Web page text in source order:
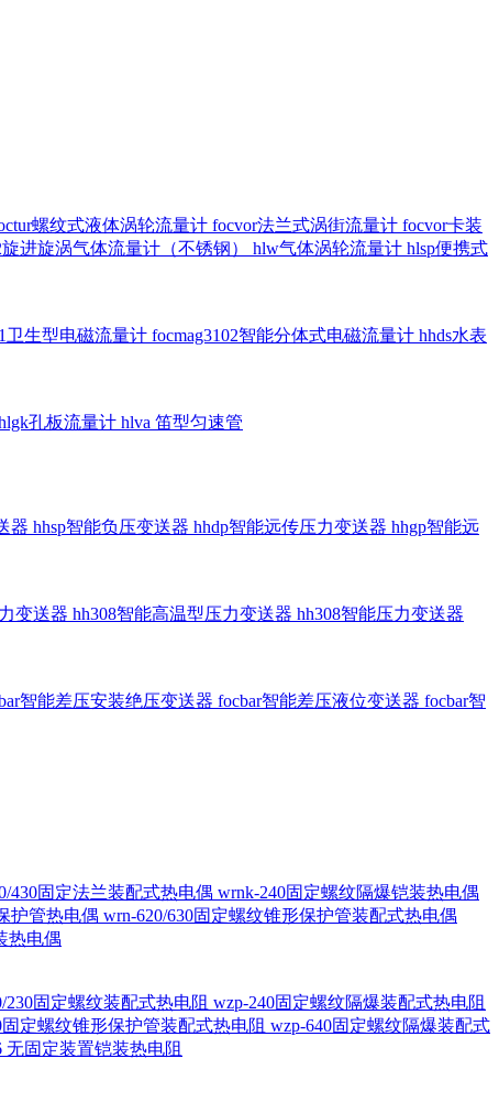
螺纹式液体涡轮流量计 focvor法兰式涡街流量计 focvor卡装
旋进旋涡气体流量计（不锈钢） hlw气体涡轮流量计 hlsp便携式
卫生型电磁流量计 focmag3102智能分体式电磁流量计 hhds水表
孔板流量计 hlva 笛型匀速管
器 hhsp智能负压变送器 hhdp智能远传压力变送器 hhgp智能远
变送器 hh308智能高温型压力变送器 hh308智能压力变送器
智能差压安装绝压变送器 focbar智能差压液位变送器 focbar智
430固定法兰装配式热电偶 wrnk-240固定螺纹隔爆铠装热电偶
护管热电偶 wrn-620/630固定螺纹锥形保护管装配式热电偶
热电偶
230固定螺纹装配式热电阻 wzp-240固定螺纹隔爆装配式热电阻
固定螺纹锥形保护管装配式热电阻 wzp-640固定螺纹隔爆装配式
无固定装置铠装热电阻